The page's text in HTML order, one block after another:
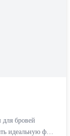
бровей
идеальную ф…